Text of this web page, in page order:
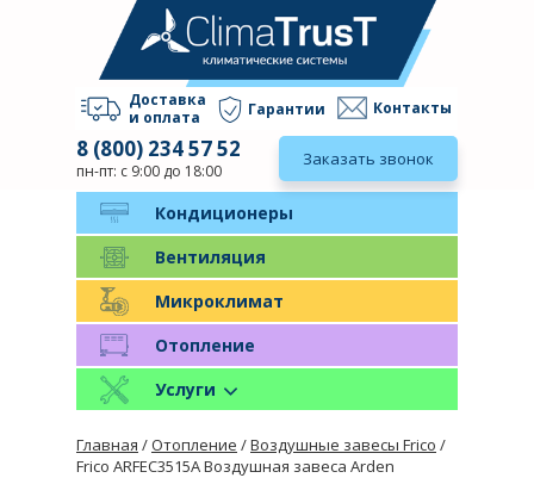
Доставка
и оплата
Гарантии Контакты
8 (800) 234 57 52
пн-пт: с 9:00 до 18:00
Заказать звонок
Кондиционеры
Вентиляция
Микроклимат
Отопление
Услуги
Главная /Отопление /Воздушные завесы Frico /
Frico ARFEC3515A Воздушная завеса Arden